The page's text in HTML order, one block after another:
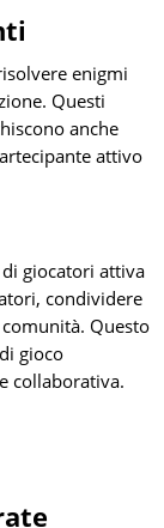
enigmi
Questi
anche
attivo
di giocatori attiva
condividere
Questo
gioco
collaborativa.